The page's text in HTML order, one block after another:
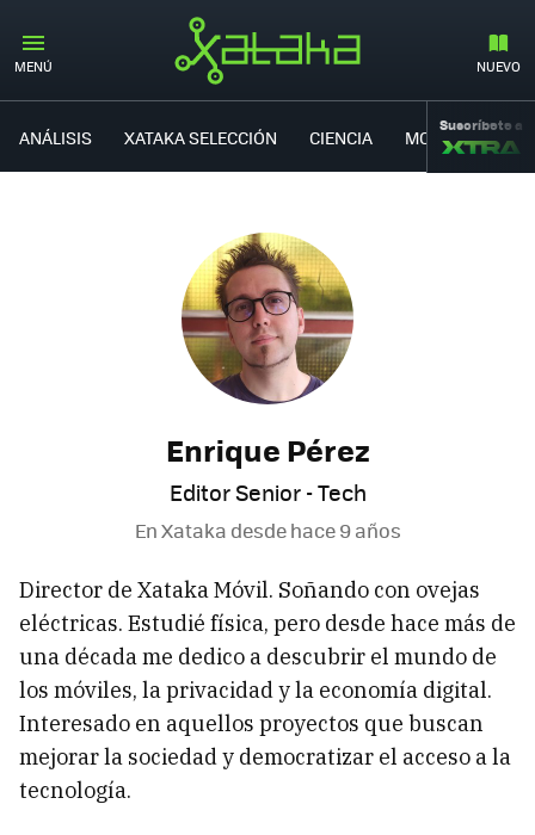
MENÚ NUEVO
ANÁLISIS XATAKA SELECCIÓN CIENCIA MOVILIDAD
Suscríbete a
Enrique Pérez
Editor Senior - Tech
En Xataka desdehace 9 años
Director de Xataka Móvil. Soñando con ovejas
eléctricas. Estudié física, pero desde hace más de
una década me dedico a descubrir el mundo de
los móviles, la privacidad y la economía digital.
Interesado en aquellos proyectos que buscan
mejorar la sociedad y democratizar el acceso a la
tecnología.